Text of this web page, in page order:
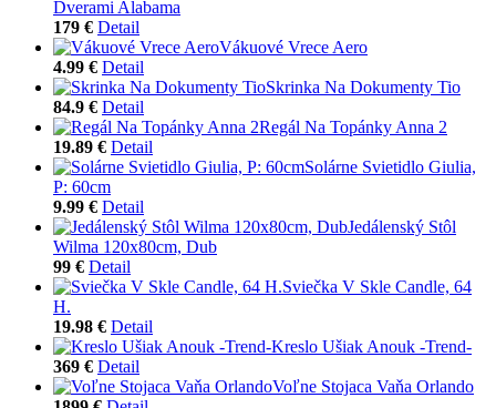
Dverami Alabama
179 € Detail
Vákuové Vrece Aero
4.99 € Detail
Skrinka Na Dokumenty Tio
84.9 € Detail
Regál Na Topánky Anna 2
19.89 € Detail
Solárne Svietidlo Giulia,
P: 60cm
9.99 € Detail
Jedálenský Stôl
Wilma 120x80cm, Dub
99 € Detail
Sviečka V Skle Candle, 64
H.
19.98 € Detail
Kreslo Ušiak Anouk -Trend-
369 € Detail
Voľne Stojaca Vaňa Orlando